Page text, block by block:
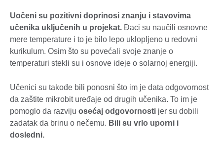
Uočeni su pozitivni doprinosi znanju i stavovima
učenika uključenih u projekat. Đaci su naučili osnovne
mere temperature i to je bilo lepo uklopljeno u redovni
kurikulum. Osim što su povećali svoje znanje o
temperaturi stekli su i osnove ideje o solarnoj energiji.
Učenici su takođe bili ponosni što im je data odgovornost
da zaštite mikrobit uređaje od drugih učenika. To im je
pomoglo da razviju osećaj odgovornosti jer su dobili
zadatak da brinu o nečemu. Bili su vrlo uporni i
dosledni.